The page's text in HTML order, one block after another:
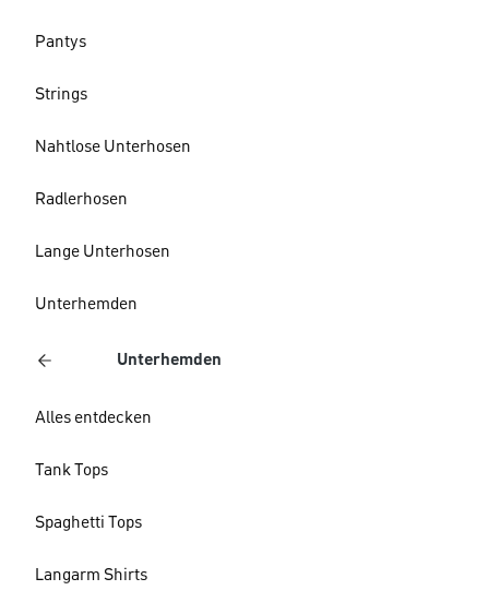
Pantys
Strings
Nahtlose Unterhosen
Radlerhosen
Lange Unterhosen
Unterhemden
Unterhemden
Alles entdecken
Tank Tops
Spaghetti Tops
Langarm Shirts